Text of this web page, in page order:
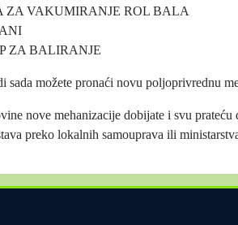
ZA VAKUMIRANJE ROL BALA
ZA BALIRANJE
sada možete pronaći novu poljoprivrednu
nove mehanizacije dobijate i svu
preko lokalnih samouprava ili